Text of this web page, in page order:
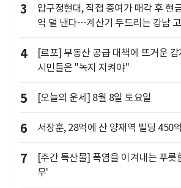
3
압구정현대, 직접 증여가 매각 후 현
억 덜 낸다…계산기 두드리는 강남
4
[르포] 부동산 공급 대책에 뜨거운
시민들은 "녹지 지켜야"
5 [오늘의 운세] 8월 8일 토요일
6 서장훈, 28억에 산 양재역 빌딩 450
7
[주간 특산물] 폭염을 이겨내는 푸
무'